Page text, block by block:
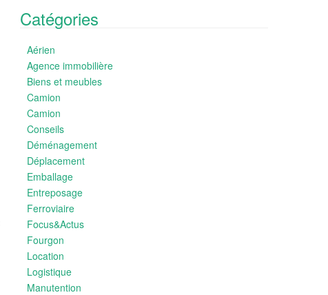
Catégories
Aérien
Agence immobilière
Biens et meubles
Camion
Camion
Conseils
Déménagement
Déplacement
Emballage
Entreposage
Ferroviaire
Focus&Actus
Fourgon
Location
Logistique
Manutention